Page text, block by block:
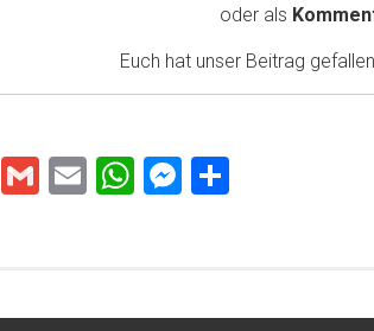
oder als
Euch hat unser Beitrag
Facebook
GmailEmailWhatsApp
Messenger